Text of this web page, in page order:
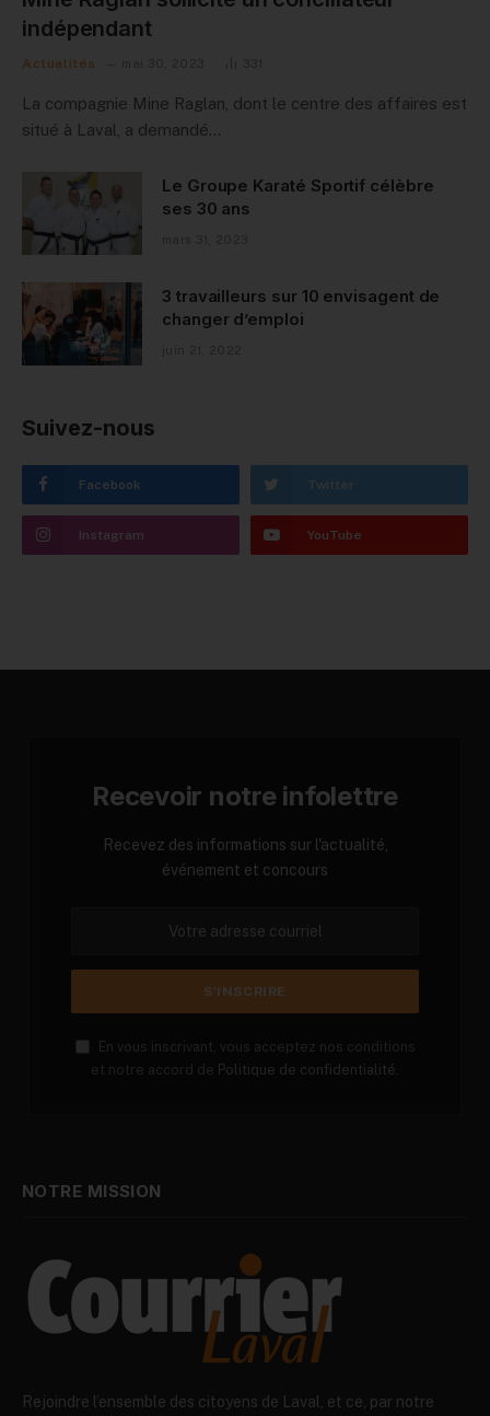
indépendant
Actualités
La compagnie Mine Raglan, dont le centre des affaires est
situé à Laval, a demandé…
Le Groupe Karaté Sportif célèbre
ses 30 ans
3 travailleurs sur 10 envisagent de
changer d’emploi
Suivez-nous
Facebook Twitter
Instagram YouTube
Recevoir notre infolettre
Recevez des informations sur l'actualité,
événement et concours
En vous inscrivant, vous acceptez nos conditions
et notre accord de Politique de confidentialité.
NOTRE MISSION
Rejoindre l’ensemble des citoyens de Laval, et ce, par notre